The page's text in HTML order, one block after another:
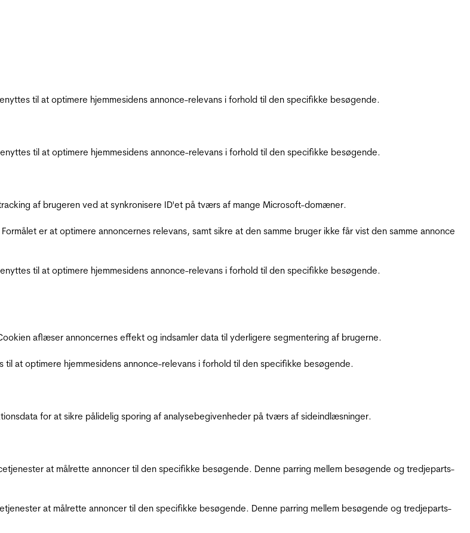
til at optimere hjemmesidens annonce-relevans i forhold til den specifikke besøgende.
til at optimere hjemmesidens annonce-relevans i forhold til den specifikke besøgende.
af brugeren ved at synkronisere ID'et på tværs af mange Microsoft-domæner.
er at optimere annoncernes relevans, samt sikre at den samme bruger ikke får vist den samme annonce
til at optimere hjemmesidens annonce-relevans i forhold til den specifikke besøgende.
aflæser annoncernes effekt og indsamler data til yderligere segmentering af brugerne.
at optimere hjemmesidens annonce-relevans i forhold til den specifikke besøgende.
for at sikre pålidelig sporing af analysebegivenheder på tværs af sideindlæsninger.
at målrette annoncer til den specifikke besøgende. Denne parring mellem besøgende og tredjeparts-
at målrette annoncer til den specifikke besøgende. Denne parring mellem besøgende og tredjeparts-